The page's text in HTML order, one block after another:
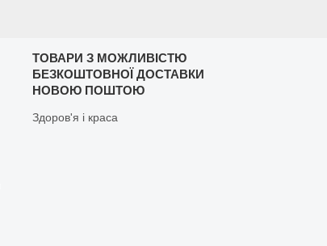
ТОВАРИ З МОЖЛИВІСТЮ
БЕЗКОШТОВНОЇ ДОСТАВКИ
НОВОЮ ПОШТОЮ
Здоров'я і краса